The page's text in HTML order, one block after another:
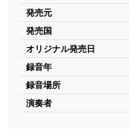
発売元
発売国
オリジナル発売日
録音年
録音場所
演奏者